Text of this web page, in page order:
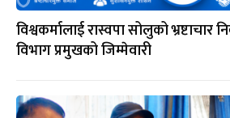
विश्वकर्मालाई रास्वपा सोलुको
विभाग प्रमुखको जिम्मेवारी